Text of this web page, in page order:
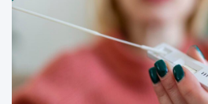
s
i
k
i
a
w
t
k